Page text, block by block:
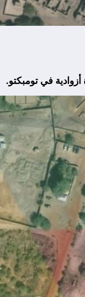
في تومبكتو.